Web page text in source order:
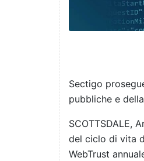
Sectigo
pubbliche e
SCOTTSDALE,
del ciclo di vita
WebTrust